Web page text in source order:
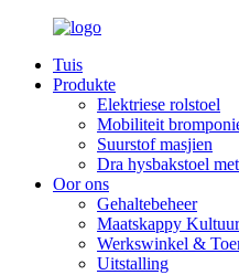
Tuis
Produkte
Elektriese rolstoel
Mobiliteit
Suurstof masjien
Dra hysbakstoel
Oor ons
Gehaltebeheer
Maatskappy Kultuur
Werkswinkel &
Uitstalling